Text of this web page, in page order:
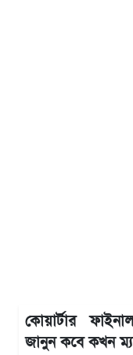
কোয়ার্টার
জানুন কবে কখন